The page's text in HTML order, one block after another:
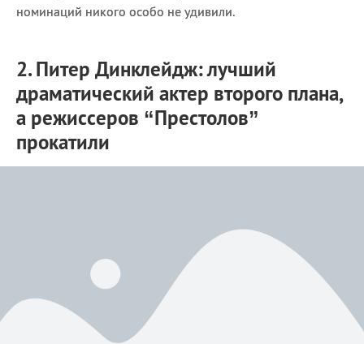
номинаций никого особо не удивили.
2. Питер Динклейдж: лучший
драматический актер второго плана,
а режиссеров “Престолов”
прокатили